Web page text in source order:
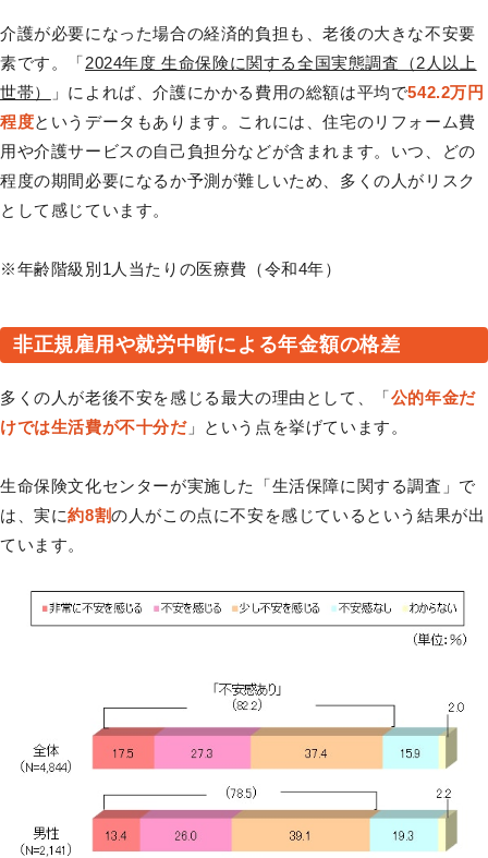
介護が必要になった場合の経済的負担も、老後の大きな不安要
素です。「2024年度 生命保険に関する全国実態調査（2人以上
世帯）
」によれば、介護にかかる費用の総額は平均で542.2万円
程度というデータもあります。これには、住宅のリフォーム費
用や介護サービスの自己負担分などが含まれます。いつ、どの
程度の期間必要になるか予測が難しいため、多くの人がリスク
として感じています。
※年齢階級別1人当たりの医療費（令和4年）
非正規雇用や就労中断による年金額の格差
多くの人が老後不安を感じる最大の理由として、「公的年金だ
けでは生活費が不十分だ」という点を挙げています。
生命保険文化センターが実施した「生活保障に関する調査」で
は、実に約8割の人がこの点に不安を感じているという結果が出
ています。